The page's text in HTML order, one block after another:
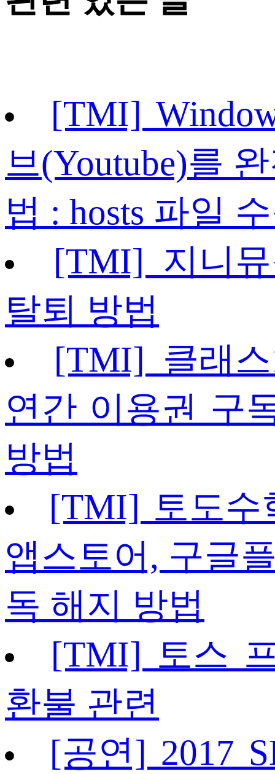
[TMI]
브(Youtube)를
법 : hosts 파일
[TMI] 지니
탈퇴 방법
[TMI] 클래스
연간 이용권 구
방법
[TMI] 토도수
앱스토어, 구글
독 해지 방법
[TMI] 토스
환불 관련
[공연] 2017